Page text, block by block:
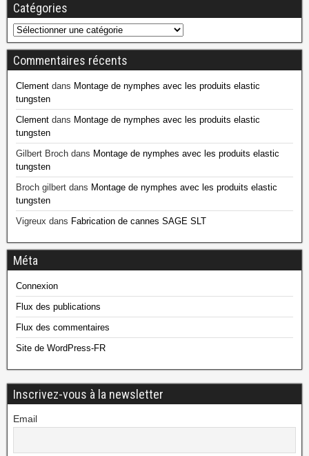
Catégories
Commentaires récents
Clement dans Montage de nymphes avec les produits elastic
tungsten
Clement dans Montage de nymphes avec les produits elastic
tungsten
Gilbert Broch dans Montage de nymphes avec les produits elastic
tungsten
Broch gilbert dans Montage de nymphes avec les produits elastic
tungsten
Vigreux dans Fabrication de cannes SAGE SLT
Méta
Connexion
Flux des publications
Flux des commentaires
Site de WordPress-FR
Inscrivez-vous à la newsletter
Email